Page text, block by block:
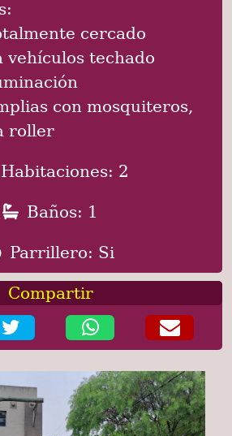
cercado
vehículos techado
con mosquiteros,
roller
Habitaciones: 2
Baños: 1
Parrillero: Si
Compartir